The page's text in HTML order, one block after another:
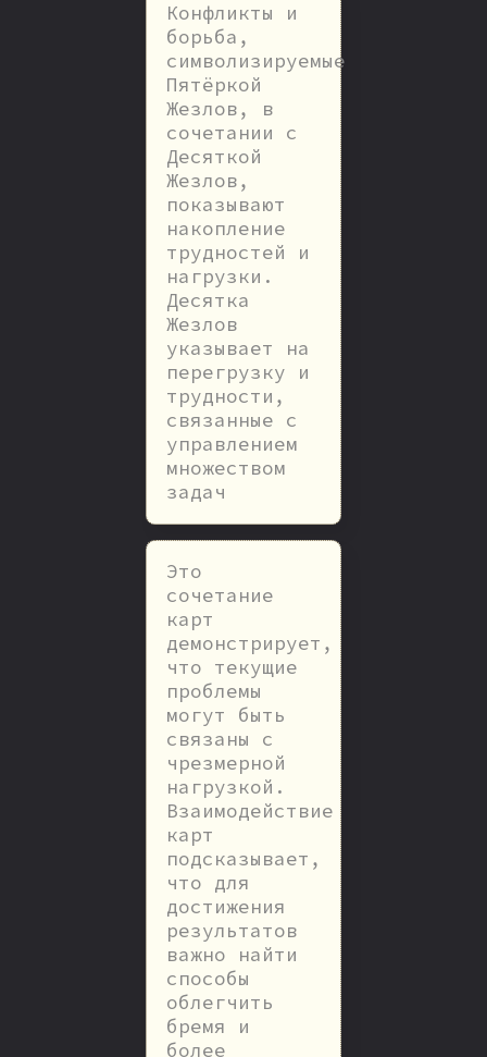
Конфликты и
борьба,
символизируемые
Пятёркой
Жезлов, в
сочетании с
Десяткой
Жезлов,
показывают
накопление
трудностей и
нагрузки.
Десятка
Жезлов
указывает на
перегрузку и
трудности,
связанные с
управлением
множеством
задач
Это
сочетание
карт
демонстрирует,
что текущие
проблемы
могут быть
связаны с
чрезмерной
нагрузкой.
Взаимодействие
карт
подсказывает,
что для
достижения
результатов
важно найти
способы
облегчить
бремя и
более